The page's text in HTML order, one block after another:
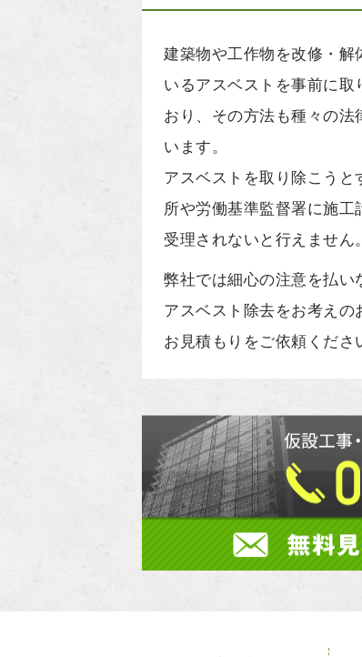
建築物や工作物を改修・解
いるアスベストを事前に
おり、その方法も種々の
います。
アスベストを取り除こう
所や労働基準監督署に施
受理されないと行えません。
弊社では細心の注意を払い
アスベスト除去をお考え
お見積もりをご依頼くださ